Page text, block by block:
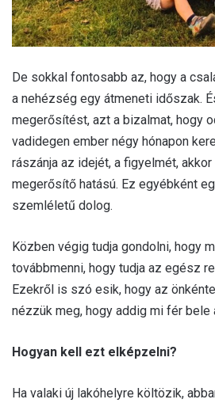
De sokkal fontosabb az, hogy a
a nehézség egy átmeneti időszak.
megerősítést, azt a bizalmat, hogy
vadidegen ember négy hónapon
rászánja az idejét, a figyelmét,
megerősítő hatású. Ez egyébként
szemléletű dolog.
Közben végig tudja gondolni, hogy
továbbmenni, hogy tudja az egész
Ezekről is szó esik, hogy az
nézzük meg, hogy addig mi fér bele
Hogyan kell ezt elképzelni?
Ha valaki új lakóhelyre költözik,